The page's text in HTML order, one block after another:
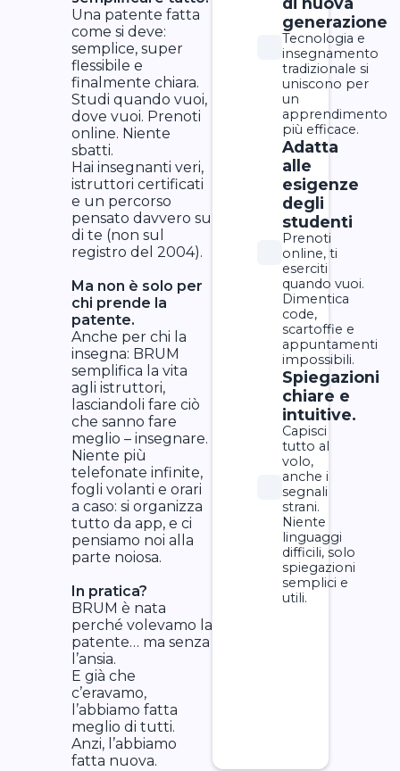
Una patente fatta
come si deve:
semplice, super
flessibile e
finalmente chiara.
Studi quando vuoi,
dove vuoi. Prenoti
online. Niente
sbatti.
Hai insegnanti veri,
istruttori certificati
e un percorso
pensato davvero su
di te (non sul
registro del 2004).
Ma non è solo per
chi prende la
patente.
Anche per chi la
insegna: BRUM
semplifica la vita
agli istruttori,
lasciandoli fare ciò
che sanno fare
meglio – insegnare.
Niente più
telefonate infinite,
fogli volanti e orari
a caso: si organizza
tutto da app, e ci
pensiamo noi alla
parte noiosa.
In pratica?
BRUM è nata
perché volevamo la
patente… ma senza
l’ansia.
E già che
c’eravamo,
l’abbiamo fatta
meglio di tutti.
Anzi, l’abbiamo
fatta nuova.
generazione
Tecnologia e
insegnamento
tradizionale si
uniscono per
un
apprendimento
più efficace.
Adatta
alle
esigenze
degli
studenti
Prenoti
online, ti
eserciti
quando vuoi.
Dimentica
code,
scartoffie e
appuntamenti
impossibili.
Spiegazioni
chiare e
intuitive.
Capisci
tutto al
volo,
anche i
segnali
strani.
Niente
linguaggi
difficili, solo
spiegazioni
semplici e
utili.